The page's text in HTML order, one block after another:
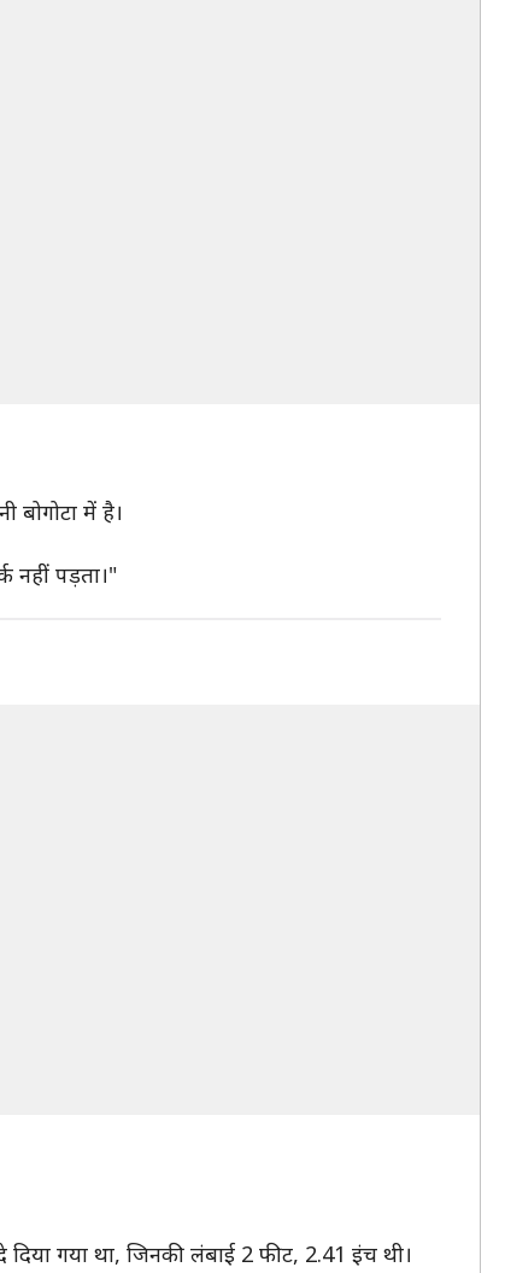
बोगोटा में है।
नहीं पड़ता।"
गया था, जिनकी लंबाई 2 फीट, 2.41 इंच थी।